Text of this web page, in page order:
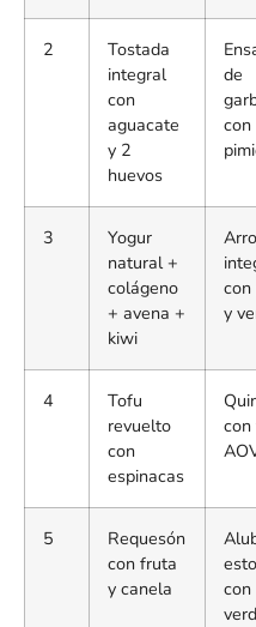
2
Tostada
integral
con
aguacate
y 2
huevos
de
con
3
Yogur
natural +
colágeno
+ avena +
kiwi
con
y
4
Tofu
revuelto
con
espinacas
5
Requesón
con fruta
y canela
con